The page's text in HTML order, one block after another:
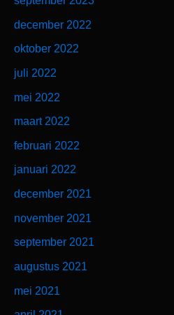
december 2022
oktober 2022
juli 2022
mei 2022
maart 2022
februari 2022
januari 2022
december 2021
november 2021
september 2021
augustus 2021
mei 2021